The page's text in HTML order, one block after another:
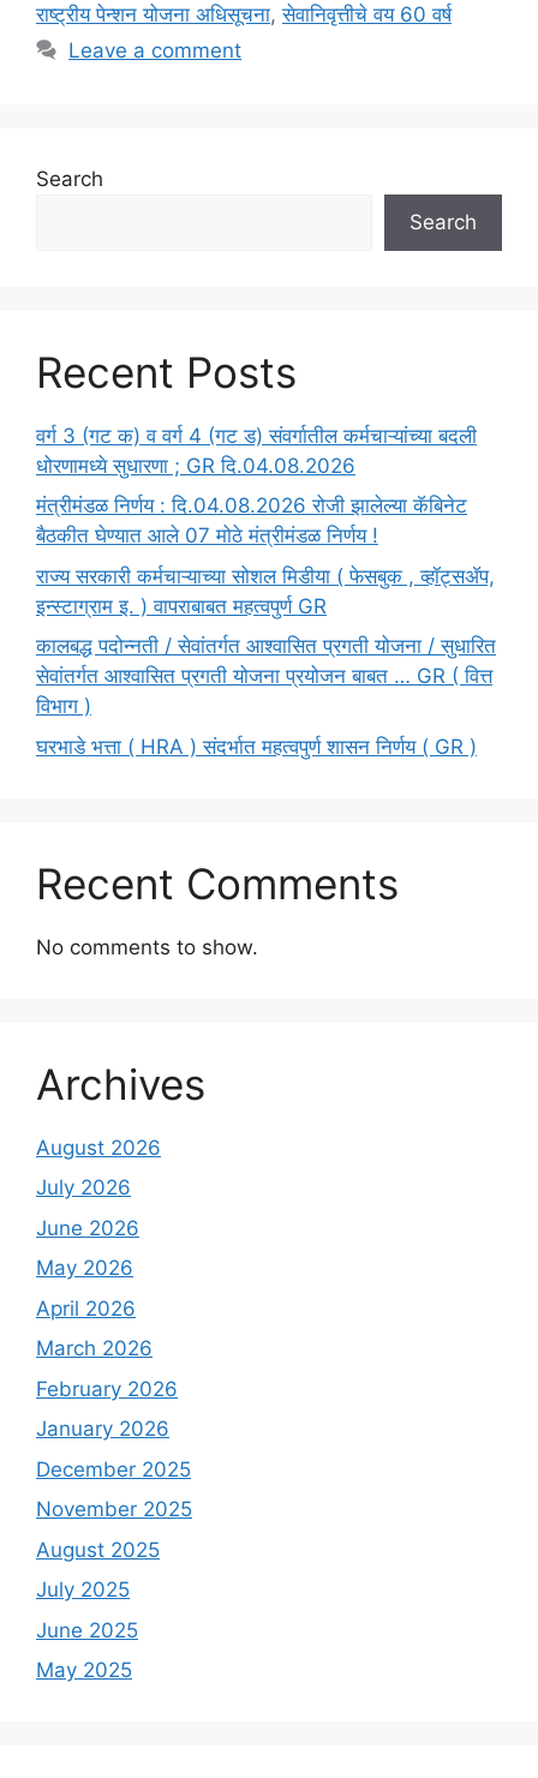
राष्ट्रीय पेन्शन योजना अधिसूचना,सेवानिवृत्तीचे वय 60 वर्ष
Leave a comment
Search
Search
Recent Posts
वर्ग 3 (गट क) व वर्ग 4 (गट ड) संवर्गातील कर्मचाऱ्यांच्या बदली
धोरणामध्ये सुधारणा ; GR दि.04.08.2026
मंत्रीमंडळ निर्णय : दि.04.08.2026 रोजी झालेल्या कॅबिनेट
बैठकीत घेण्यात आले 07 मोठे मंत्रीमंडळ निर्णय !
राज्य सरकारी कर्मचाऱ्याच्या सोशल मिडीया ( फेसबुक , व्हॉट्सॲप,
इन्स्टाग्राम इ. ) वापराबाबत महत्वपुर्ण GR
कालबद्ध पदोन्नती / सेवांतर्गत आश्वासित प्रगती योजना / सुधारित
सेवांतर्गत आश्वासित प्रगती योजना प्रयोजन बाबत … GR ( वित्त
विभाग )
घरभाडे भत्ता ( HRA ) संदर्भात महत्वपुर्ण शासन निर्णय ( GR )
Recent Comments
No comments to show.
Archives
August 2026
July 2026
June 2026
May 2026
April 2026
March 2026
February 2026
January 2026
December 2025
November 2025
August 2025
July 2025
June 2025
May 2025